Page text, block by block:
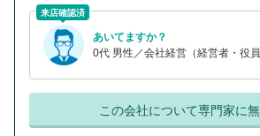
来店確認済
あいてますか？
0代 男性／会社経営（経営者・役員
この会社について専門家に